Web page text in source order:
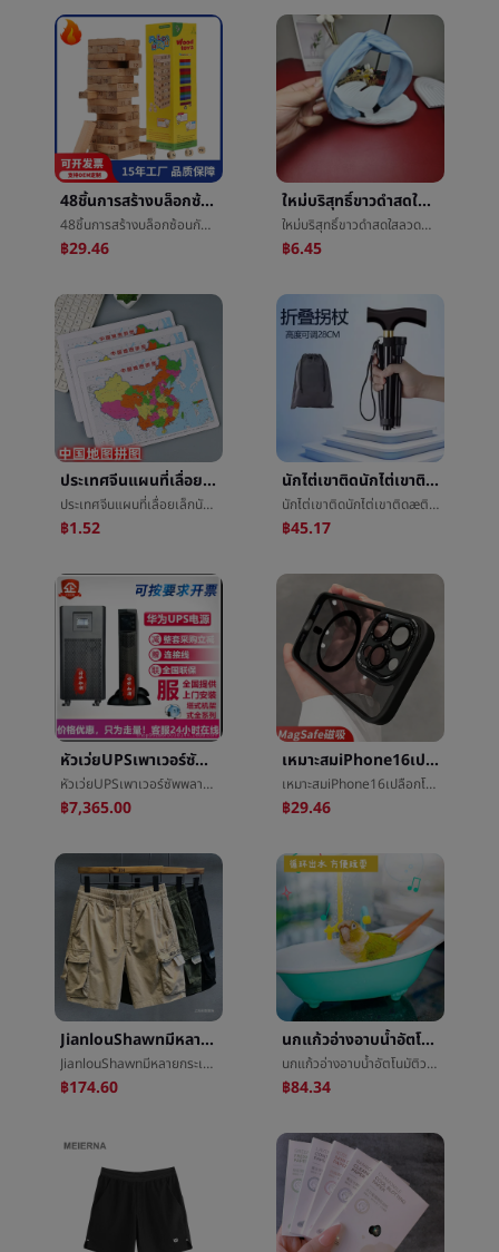
48ชิ้นการสร้างบล็อกซ้อนกันซ้อนกันเด็กมีความสุขเด็กซ้อนกันซ้อนกันสูงดิจิตอลChouchouleเพลงใหญ่54แผ่นåซ้อนกันเนื้อไม้ของเล่นข้ามพรมแดน
48ชิ้นการสร้างบล็อกซ้อนกันซ้อนกันเด็กมีความสุขเด็กซ้อนกันซ้อนกันสูงดิจิตอลChouchouleเพลงใหญ่54แผ่นåซ้อนกันเนื้อไม้ของเล่นข้ามพรมแดน
฿29.46
ใหม่บริสุทธิ์ขาวดำสดใสลวดผ้าความกว้างขอบเน็คไทเกินกว่าสหรัฐอเมริกาè¾ลวดตาข่ายเส้นด้ายลวดวงดนตรีที่ผมกะโหลกศีรษะสูงหัวใส่หว่ง
ใหม่บริสุทธิ์ขาวดำสดใสลวดผ้าความกว้างขอบเน็คไทเกินกว่าสหรัฐอเมริกาè¾ลวดตาข่ายเส้นด้ายลวดวงดนตรีที่ผมกะโหลกศีรษะสูงหัวใส่หว่ง
฿6.45
ประเทศจีนแผนที่เลื่อยเล็กนักเรียนรางวัลภูมิศาสตร์ของขวัญจิ๊กซอว์ของเล่นการออกกำลังกายเข้าทำงานแปลงงานเทศกาลขายส่ง
ประเทศจีนแผนที่เลื่อยเล็กนักเรียนรางวัลภูมิศาสตร์ของขวัญจิ๊กซอว์ของเล่นการออกกำลังกายเข้าทำงานแปลงงานเทศกาลขายส่ง
฿1.52
นักไต่เขาติดนักไต่เขาติดæติดห้างานเทศกาลชายและหญิงย่อหน้าการท่องเที่ยวพับย่อหน้าสั้นเกินขีดการต่อสู้ชายและหญิงยืดè°งานเทศกาลติดโดยการเดินเท้า
นักไต่เขาติดนักไต่เขาติดæติดห้างานเทศกาลชายและหญิงย่อหน้าการท่องเที่ยวพับย่อหน้าสั้นเกินขีดการต่อสู้ชายและหญิงยืดè°งานเทศกาลติดโดยการเดินเท้า
฿45.17
หัวเว่ยUPSเพาเวอร์ซัพพลายUPS2000-A-2KTTSขนาดเล็กหอคอย2KVA/1600Wการตรวจสอบใช้
หัวเว่ยUPSเพาเวอร์ซัพพลายUPS2000-A-2KTTSขนาดเล็กหอคอย2KVA/1600Wการตรวจสอบใช้
฿7,365.00
เหมาะสมiPhone16เปลือกโทรศัพท์แม่เหล็กหายใจการชาร์จไฟนกอินทรีย์ตาIIแอปเปิล14โลหะนัดวงกลมโปร่งใสปก
เหมาะสมiPhone16เปลือกโทรศัพท์แม่เหล็กหายใจการชาร์จไฟนกอินทรีย์ตาIIแอปเปิล14โลหะนัดวงกลมโปร่งใสปก
฿29.46
JianlouShawnมีหลายกระเป๋าเสื้อการขับรถกางเกงขาสั้นชายอเมริกันRetroหลวมความยืดหยุ่นห้านาทีกางเกงในกางเกงฤดูร้อน
JianlouShawnมีหลายกระเป๋าเสื้อการขับรถกางเกงขาสั้นชายอเมริกันRetroหลวมความยืดหยุ่นห้านาทีกางเกงในกางเกงฤดูร้อน
฿174.60
นกแก้วอ่างอาบน้ำอัตโนมัติวงจรอาบน้ำเสือไข่มุกนกซวนเฟิงดอกพีโอะนิå°นกบทความกินเนสส์ของเล่น
นกแก้วอ่างอาบน้ำอัตโนมัติวงจรอาบน้ำเสือไข่มุกนกซวนเฟิงดอกพีโอะนิå°นกบทความกินเนสส์ของเล่น
฿84.34